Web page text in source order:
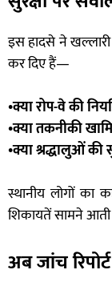
इस हादसे ने
कर दिए हैं—
•क्या रोप-वे की
•क्या तकनीकी
•क्या श्रद्धालुओं की
स्थानीय लोगों का
शिकायतें सामने आती
अब जांच